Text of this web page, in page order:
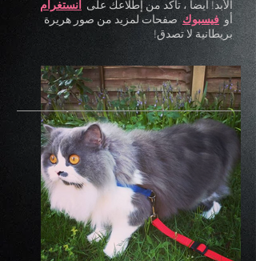
الأبد! أيضا ، تأكد من إطلاعك على انستغرام
أو فيسبوك صفحات لمزيد من صور هريرة
بريطانية لا تصدق!